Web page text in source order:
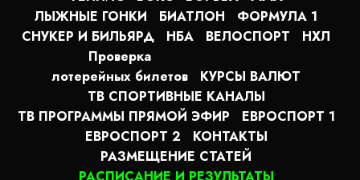
ЛЫЖНЫЕ ГОНКИ
БИАТЛОН
ФОРМУЛА 1
СНУКЕР И БИЛЬЯРД
НБА ВЕЛОСПОРТ
НХЛ
Проверка
лотерейных билетов
КУРСЫ ВАЛЮТ
ТВ СПОРТИВНЫЕ КАНАЛЫ
ТВ ПРОГРАММЫ ПРЯМОЙ ЭФИР
ЕВРОСПОРТ 1
ЕВРОСПОРТ 2
КОНТАКТЫ
РАЗМЕЩЕНИЕ СТАТЕЙ
РАСПИСАНИЕ И РЕЗУЛЬТАТЫ